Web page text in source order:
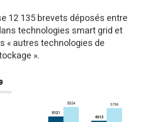
12 135 brevets déposés entre
technologies smart grid et
« autres technologies de
».